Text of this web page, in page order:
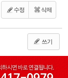
수정 삭제
쓰기